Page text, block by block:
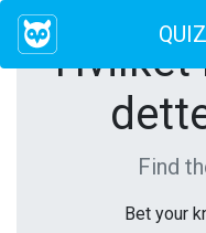
Hvilket
Find
Bet your